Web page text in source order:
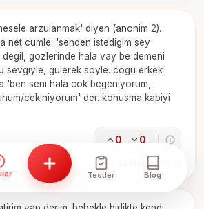
arzulanmak' diyen (anonim 2).
net cumle: 'senden istedigim sey
gozlerinde hala vay be demeni
sevgiyle, gulerek soyle. cogu erkek
'ben seni hala cok begeniyorum,
cekiniyorum' der. konusma kapiyi
0 0
29 Haziran 11:25
Testler Blog